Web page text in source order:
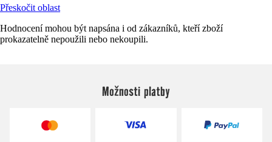
Přeskočit oblast
Hodnocení mohou být napsána i od zákazníků, kteří zboží
prokazatelně nepoužili nebo nekoupili.
Možnosti platby